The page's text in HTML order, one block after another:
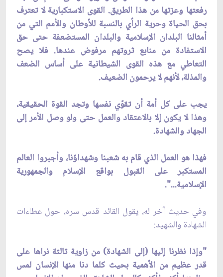
رفعتها وعزتها من هذا الطريق. القوى الاستكبارية لا تعترف
بحق الحياة وحرية الرأي بالنسبة للأوطان والأمم التي من
أمثالنا البلدان الإسلامية والبلدان المستضعفة حتى حق
الاستفادة من منابع ثروتهم مرفوض عندها. فلا يصح
التعاطي مع هذه القوى الشيطانية على أساس الضعف
والمذلة، لأنهم لا يرحمون الضعيف.
يجب على كل أمة أن تقوّي نفسها وتجد القوة الحقيقية،
وهذا لا يكون إلا بالاعتقاد والعمل حتى ولو وصل الأمر إلى
الجهاد والشهادة.
فهذا هو العمل الذي قام به شعبنا وشهداؤنا، وأجبروا العالم
المستكبر على القبول بواقع الإسلام والجمهورية
الإسلامية...".
وفي حديث آخر له، يقول القائد قدس سره، حول عطاءات
الشهادة والشهيد:
"وإذا نظرنا إليها (إلى الشهادة) من زاوية ثالثة نراها على
قدر عظيم من الأهمية بحيث كلما دنا منها الإنسان لمس